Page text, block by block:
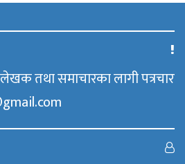
तथा समाचारका लागी पत्रचार